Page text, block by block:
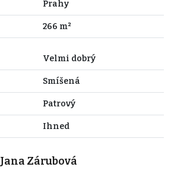
Prahy
266 m²
Velmi dobrý
Smíšená
Patrový
Ihned
Jana Zárubová